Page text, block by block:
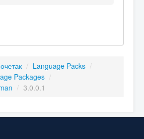
/ Language Packs /
Packages /
/ 3.0.0.1